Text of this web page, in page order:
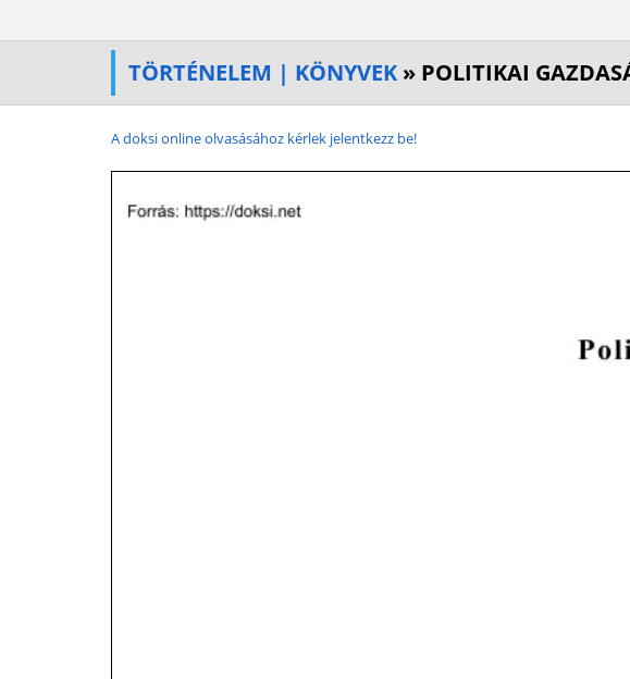
TÖRTÉNELEM | KÖNYVEK » POLITIKAI
A doksi online olvasásához kérlek jelentkezz be!